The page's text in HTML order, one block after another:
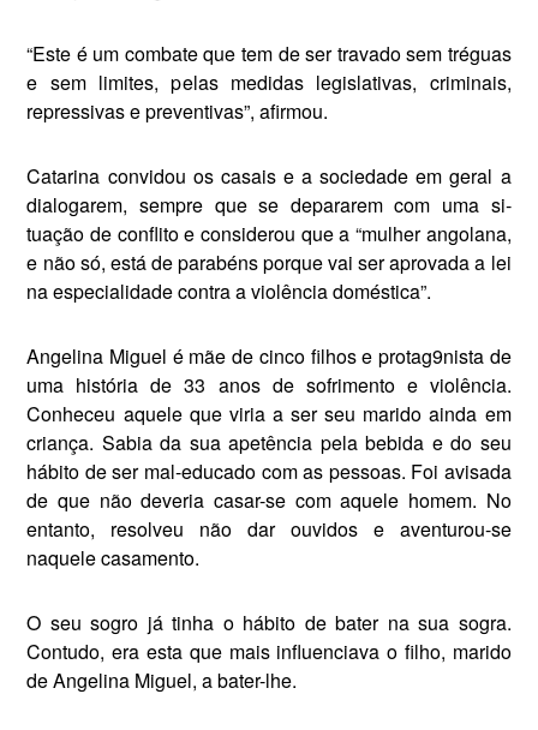
“Este é um combate que tem de ser travado sem tréguas
e sem li­mites, pelas medidas legislativas, criminais,
repressivas e preventi­vas”, afirmou.
Catarina convidou os casais e a so­ciedade em geral a
dialogarem, sem­pre que se depararem com uma si­
tuação de conflito e considerou que a “mulher angolana,
e não só, está de parabéns porque vai ser aprovada a lei
na especialidade contra a violên­cia doméstica”.
Angelina Miguel é mãe de cinco filhos e protag9nista de
uma histó­ria de 33 anos de sofrimento e violência.
Conheceu aquele que viria a ser seu marido ainda em
criança. Sabia da sua apetência pela bebida e do seu
hábito de ser mal-educado com as pessoas. Foi avisada
de que não deveria casar-se com aquele homem. No
entanto, resolveu não dar ouvidos e aventurou-se
naquele casamento.
O seu sogro já tinha o hábito de bater na sua sogra.
Contudo, era es­ta que mais influenciava o filho, marido
de Angelina Miguel, a ba­ter-lhe.